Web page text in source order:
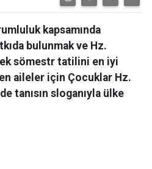
kapsamında
bulunmak ve Hz.
sömestr tatilini en iyi
aileler için Çocuklar Hz.
tanısın sloganıyla ülke